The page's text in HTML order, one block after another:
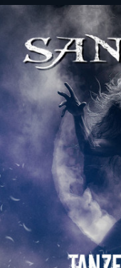
Friedenszeichen
Krieg“ und der
Widerstandslieds
Auch persönliche
Sohn“ erzählt von
während „Nach der
zurück aufs Meer
Santiano einen
Tage, und „Wie ein
Freiheit und endloser
Zum Finale erklingt
Schlachtruf: ein
Band und die enge
braut sich was
vor, das all das